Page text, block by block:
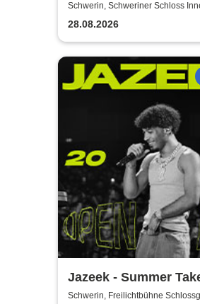
Schwerin, Schweriner Schloss
28.08.2026
Jazeek - Summer
2026
Schwerin, Freilichtbühne